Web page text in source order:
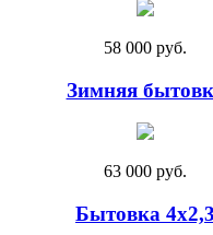
58 000 руб.
Зимняя
63 000 руб.
Бытовка 4х2,3